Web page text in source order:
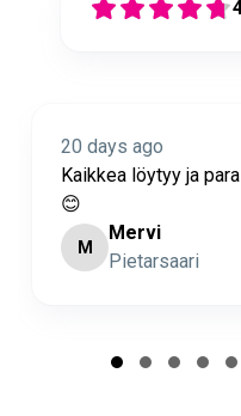
20 days ago
Nopea
ML